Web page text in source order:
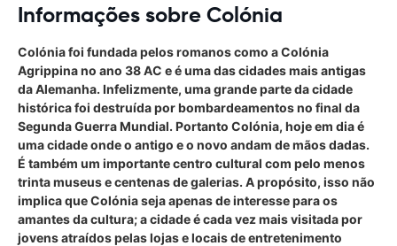
Informações sobre Colónia
Colónia foi fundada pelos romanos como a Colónia
Agrippina no ano 38 AC e é uma das cidades mais antigas
da Alemanha. Infelizmente, uma grande parte da cidade
histórica foi destruída por bombardeamentos no final da
Segunda Guerra Mundial. Portanto Colónia, hoje em dia é
uma cidade onde o antigo e o novo andam de mãos dadas.
É também um importante centro cultural com pelo menos
trinta museus e centenas de galerias. A propósito, isso não
implica que Colónia seja apenas de interesse para os
amantes da cultura; a cidade é cada vez mais visitada por
jovens atraídos pelas lojas e locais de entretenimento